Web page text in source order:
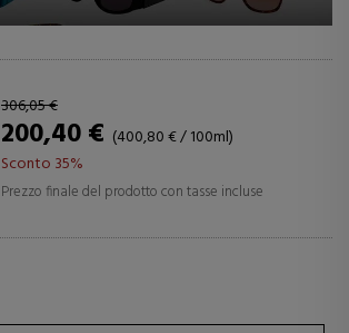
306,05 €
200,40 € (400,80 € / 100ml)
Sconto 35%
Prezzo finale del prodotto con tasse incluse